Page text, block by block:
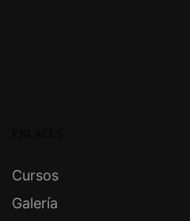
Cursos
Galería